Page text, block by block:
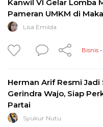
Kanwil VI Gelar Lomba
Pameran UMKM di
Lisa Emilda
Bisnis -
Herman Arif Resmi Jadi
Gerindra Wajo, Siap
Partai
Syukur Nutu